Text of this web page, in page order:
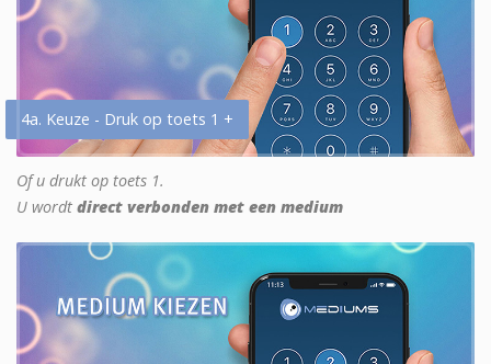
4a. Keuze - Druk op toets 1 +
Of u drukt op toets 1.
U wordt direct verbonden met een medium